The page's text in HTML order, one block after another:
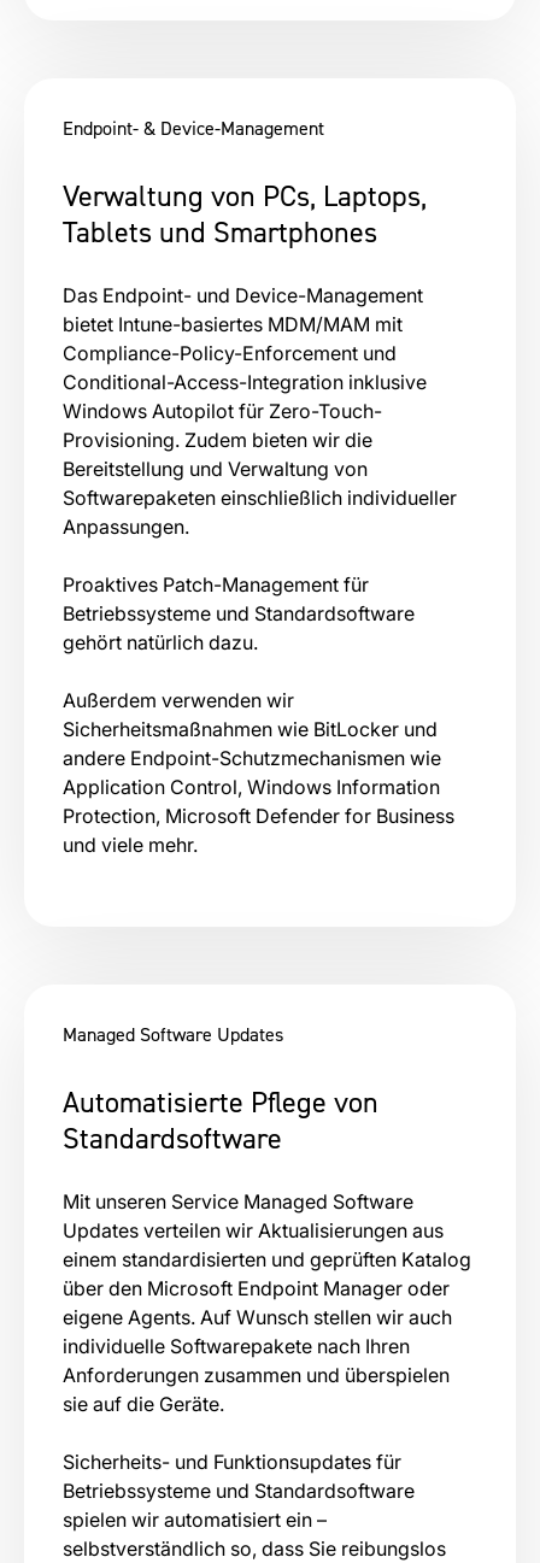
Endpoint- & Device-Management
Verwaltung von PCs, Laptops,
Tablets und Smartphones
Das Endpoint- und Device-Management
bietet Intune-basiertes MDM/MAM mit
Compliance-Policy-Enforcement und
Conditional-Access-Integration inklusive
Windows Autopilot für Zero-Touch-
Provisioning. Zudem bieten wir die
Bereitstellung und Verwaltung von
Softwarepaketen einschließlich individueller
Anpassungen.
Proaktives Patch-Management für
Betriebssysteme und Standardsoftware
gehört natürlich dazu.
Außerdem verwenden wir
Sicherheitsmaßnahmen wie BitLocker und
andere Endpoint-Schutzmechanismen wie
Application Control, Windows Information
Protection, Microsoft Defender for Business
und viele mehr.
Managed Software Updates
Automatisierte Pflege von
Standardsoftware
Mit unseren Service Managed Software
Updates verteilen wir Aktualisierungen aus
einem standardisierten und geprüften Katalog
über den Microsoft Endpoint Manager oder
eigene Agents. Auf Wunsch stellen wir auch
individuelle Softwarepakete nach Ihren
Anforderungen zusammen und überspielen
sie auf die Geräte.
Sicherheits- und Funktionsupdates für
Betriebssysteme und Standardsoftware
spielen wir automatisiert ein –
selbstverständlich so, dass Sie reibungslos